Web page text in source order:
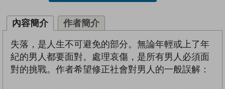
內容簡介 作者簡介
失落，是人生不可避免的部分。無論年輕或上了年
紀的男人都要面對。處理哀傷，是所有男人必須面
對的挑戰。作者希望修正社會對男人的一般誤解：